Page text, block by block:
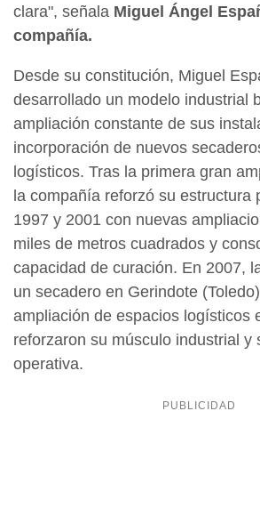
clara", señala Miguel Ángel
compañía.
Desde su constitución, Miguel
desarrollado un modelo industrial
ampliación constante de sus
incorporación de nuevos
logísticos. Tras la primera gran
la compañía reforzó su estructura
1997 y 2001 con nuevas
miles de metros cuadrados y
capacidad de curación. En 2007,
un secadero en Gerindote
ampliación de espacios logísticos
reforzaron su músculo industrial y
operativa.